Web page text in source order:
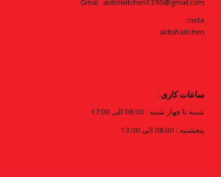
Insta:
aidish.kitchen
ساعات کاری :
شنبه تا چهار شنبه : 08:00 الی 17:00
پنجشنبه : 08:00 الی 13:00